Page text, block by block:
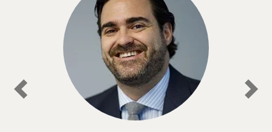
Previous